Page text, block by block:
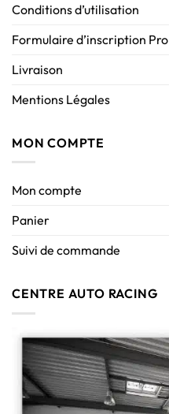
Conditions d’utilisation
Formulaire d’inscription Pro
Livraison
Mentions Légales
MON COMPTE
Mon compte
Panier
Suivi de commande
CENTRE AUTO RACING